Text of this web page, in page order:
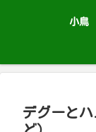
小鳥
デグーと